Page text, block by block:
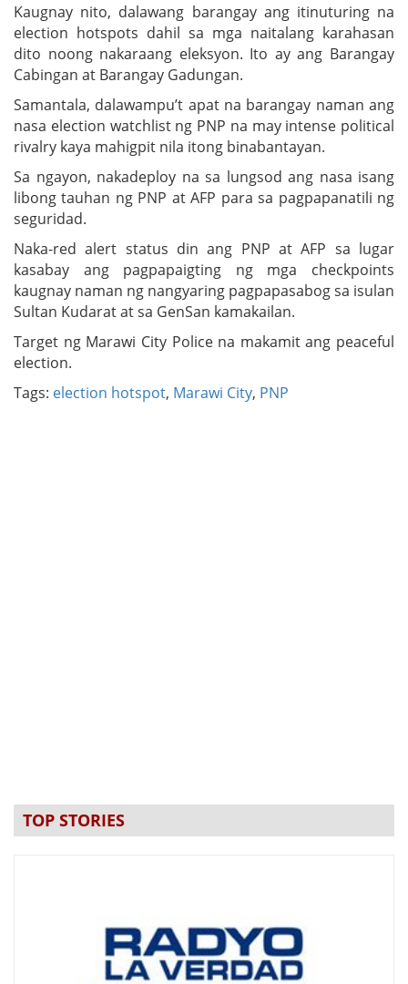
Kaugnay nito, dalawang barangay ang itinuturing na
election hotspots dahil sa mga naitalang karahasan
dito noong nakaraang eleksyon. Ito ay ang Barangay
Cabingan at Barangay Gadungan.
Samantala, dalawampu’t apat na barangay naman ang
nasa election watchlist ng PNP na may intense political
rivalry kaya mahigpit nila itong binabantayan.
Sa ngayon, nakadeploy na sa lungsod ang nasa isang
libong tauhan ng PNP at AFP para sa pagpapanatili ng
seguridad.
Naka-red alert status din ang PNP at AFP sa lugar
kasabay ang pagpapaigting ng mga checkpoints
kaugnay naman ng nangyaring pagpapasabog sa isulan
Sultan Kudarat at sa GenSan kamakailan.
Target ng Marawi City Police na makamit ang peaceful
election.
Tags: election hotspot, Marawi City, PNP
TOP STORIES